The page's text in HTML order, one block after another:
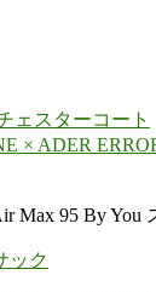
ェスターコート
× ADER
Max 95 By You
ック